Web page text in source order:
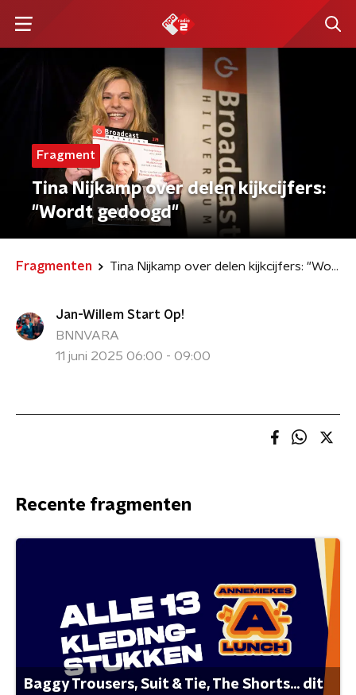
Fragment
Tina Nijkamp over delen kijkcijfers:
"Wordt gedoogd"
Fragmenten Tina Nijkamp over delen kijkcijfers: "Wordt gedoogd"
Jan-Willem Start Op!
BNNVARA
11 juni 2025 06:00 - 09:00
Recente fragmenten
Baggy Trousers, Suit & Tie, The Shorts... dit